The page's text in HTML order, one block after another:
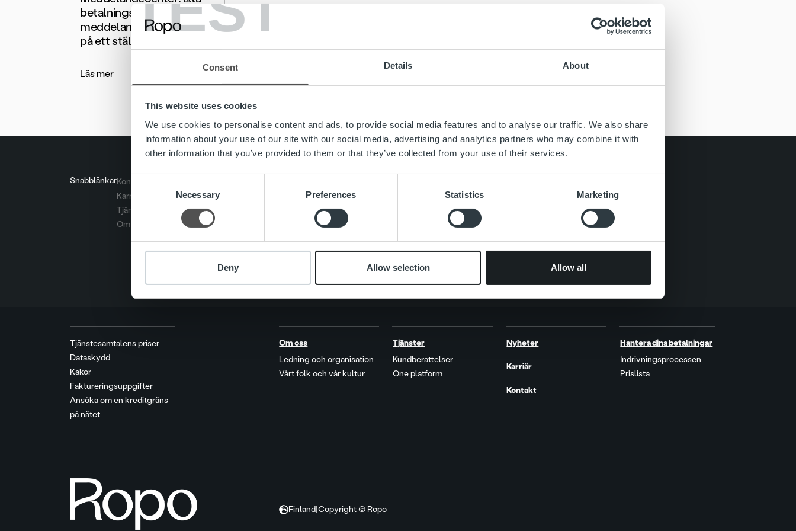
Consent Details About
This website uses cookies
We use cookies to personalise content and ads, to provide social media features and to analyse our traffic. We also share
information about your use of our site with our social media, advertising and analytics partners who may combine it with
other information that you’ve provided to them or that they’ve collected from your use of their services.
Consent
Selection
Necessary Preferences Statistics Marketing
Deny Allow selection Allow all
betalningsrelaterade
meddelanden och tjänster
på ett ställe
Läs mer
SnabblänkarKontakt
Karriär
Tjänster
Om oss
Tjänstesamtalens priser
Dataskydd
Kakor
Faktureringsuppgifter
Ansöka om en kreditgräns
på nätet
Om oss
Ledning och organisation
Vårt folk och vår kultur
Tjänster
Kundberattelser
One platform
Nyheter
Karriär
Kontakt
Hantera dina betalningar
Indrivningsprocessen
Prislista
Finland |Copyright © Ropo